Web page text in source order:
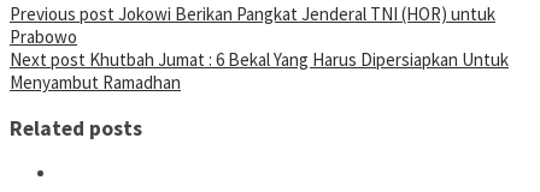
Post
navigation
Previous post Jokowi Berikan Pangkat Jenderal TNI (HOR) untuk
Prabowo
Next post Khutbah Jumat : 6 Bekal Yang Harus Dipersiapkan Untuk
Menyambut Ramadhan
Related posts